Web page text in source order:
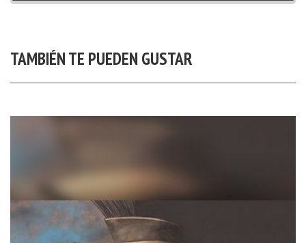
TAMBIÉN TE PUEDEN GUSTAR